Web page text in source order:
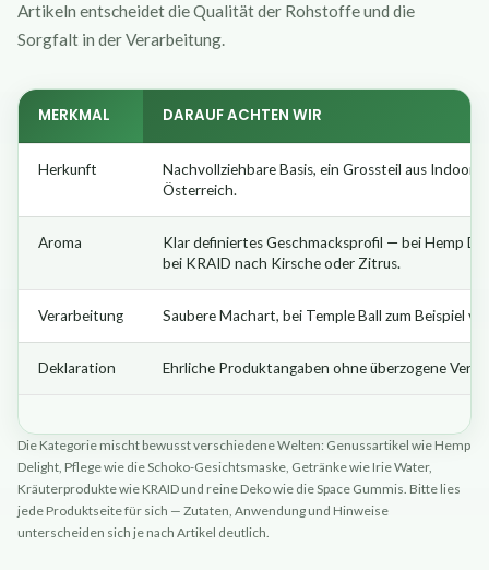
Artikeln entscheidet die Qualität der Rohstoffe und die
Sorgfalt in der Verarbeitung.
MERKMAL DARAUF ACHTEN WIR
Herkunft
Nachvollziehbare Basis, ein Grossteil aus
Österreich.
Aroma
Klar definiertes Geschmacksprofil — bei Hemp
bei KRAID nach Kirsche oder Zitrus.
Verarbeitung Saubere Machart, bei Temple Ball zum Beispiel
Deklaration Ehrliche Produktangaben ohne überzogene
Die Kategorie mischt bewusst verschiedene Welten: Genussartikel wie Hemp
Delight, Pflege wie die Schoko-Gesichtsmaske, Getränke wie Irie Water,
Kräuterprodukte wie KRAID und reine Deko wie die Space Gummis. Bitte lies
jede Produktseite für sich — Zutaten, Anwendung und Hinweise
unterscheiden sich je nach Artikel deutlich.